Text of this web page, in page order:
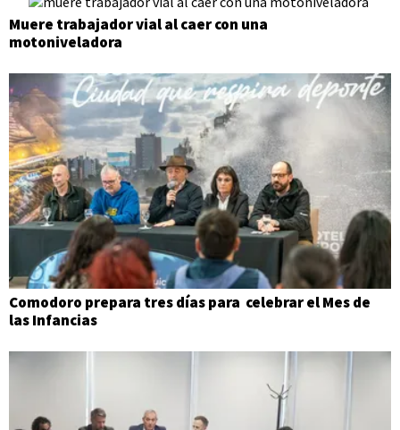
Muere trabajador vial al caer con una
motoniveladora
Comodoro prepara tres días para celebrar el Mes de
las Infancias